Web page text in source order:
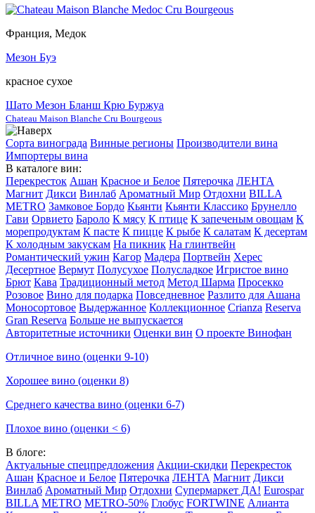
Франция, Медок
Мезон Буэ
красное сухое
Шато Мезон Бланш Крю Буржуа
Chateau Maison Blanche Cru Bourgeous
Сорта винограда Винные регионы Производители вина
Импортеры вина
В каталоге вин:
Перекресток Ашан Красное и Белое Пятерочка ЛЕНТА
Магнит Дикси Винлаб Ароматный Мир Отдохни BILLA
METRO Замковое Бордо Кьянти Кьянти Классико Брунелло
Гави Орвието Бароло К мясу К птице К запеченым овощам К
морепродуктам К пасте К пицце К рыбе К салатам К десертам
К холодным закускам На пикник На глинтвейн
Романтический ужин Кагор Мадера Портвейн Херес
Десертное Вермут Полусухое Полусладкое Игристое вино
Брют Кава Традиционный метод Метод Шарма Просекко
Розовое Вино для подарка Повседневное Разлито для Ашана
Моносортовое Выдержанное Коллекционное Crianza Reserva
Gran Reserva Больше не выпускается
Авторитетные источники Оценки вин О проекте Винофан
Отличное вино (оценки 9-10)
Хорошее вино (оценки 8)
Среднего качества вино (оценки 6-7)
Плохое вино (оценки < 6)
В блоге:
Актуальные спецпредложения Акции-скидки Перекресток
Ашан Красное и Белое Пятерочка ЛЕНТА Магнит Дикси
Винлаб Ароматный Мир Отдохни Супермаркет ДА! Eurospar
BILLA METRO METRO-50% Глобус FORTWINE Алианта